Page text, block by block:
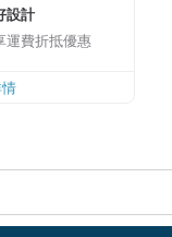
設計
運費折抵優惠